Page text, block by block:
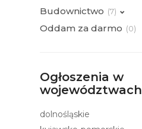
Budownictwo (7)
Oddam za darmo (0)
Ogłoszenia w
województwach
dolnośląskie